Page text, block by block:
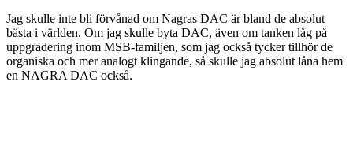
Jag skulle inte bli förvånad om Nagras DAC är bland de absolut
bästa i världen. Om jag skulle byta DAC, även om tanken låg på
uppgradering inom MSB-familjen, som jag också tycker tillhör de
organiska och mer analogt klingande, så skulle jag absolut låna hem
en NAGRA DAC också.